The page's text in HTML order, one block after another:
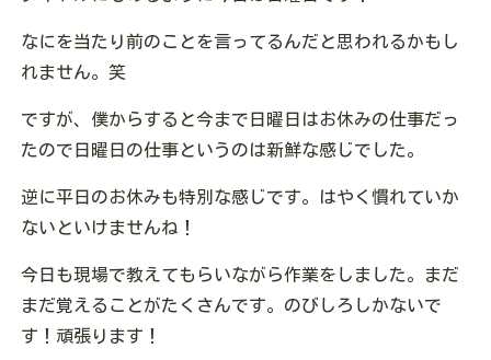
なにを当たり前のことを言ってるんだと思われるかもし
れません。笑
ですが、僕からすると今まで日曜日はお休みの仕事だっ
たので日曜日の仕事というのは新鮮な感じでした。
逆に平日のお休みも特別な感じです。はやく慣れていか
ないといけませんね！
今日も現場で教えてもらいながら作業をしました。まだ
まだ覚えることがたくさんです。のびしろしかないで
す！頑張ります！